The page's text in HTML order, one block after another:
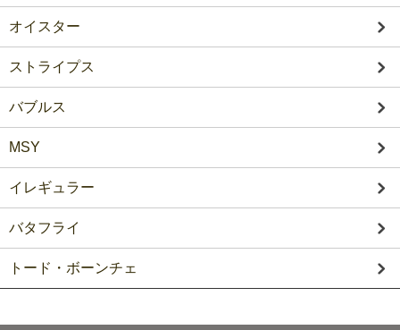
オイスター
ストライプス
バブルス
MSY
イレギュラー
バタフライ
トード・ボーンチェ